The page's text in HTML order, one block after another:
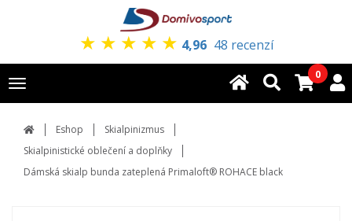
★ ★ ★ ★ ★ 4,96 48 recenzí
Toggle
navigation
0
Eshop
Skialpinizmus
Skialpinistické oblečení a doplňky
Dámská skialp bunda zateplená Primaloft® ROHACE black